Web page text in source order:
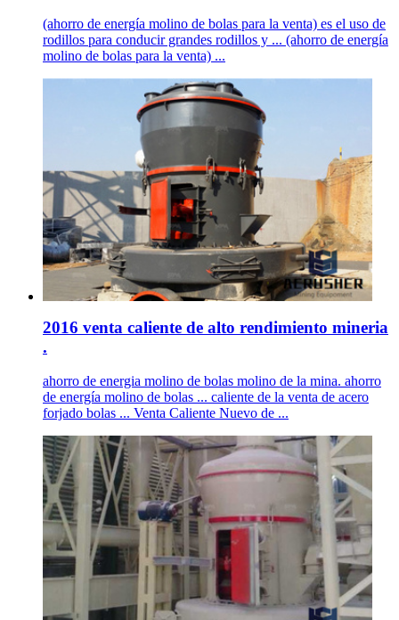
(ahorro de energía molino de bolas para la venta) es el uso de
rodillos para conducir grandes rodillos y ... (ahorro de energía
molino de bolas para la venta) ...
2016 venta caliente de alto rendimiento mineria
.
ahorro de energia molino de bolas molino de la mina. ahorro
de energía molino de bolas ... caliente de la venta de acero
forjado bolas ... Venta Caliente Nuevo de ...